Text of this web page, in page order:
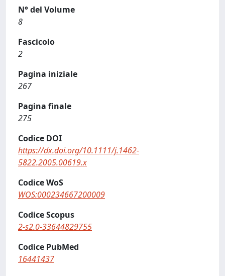
N° del Volume
8
Fascicolo
2
Pagina iniziale
267
Pagina finale
275
Codice DOI
https://dx.doi.org/10.1111/j.1462-
5822.2005.00619.x
Codice WoS
WOS:000234667200009
Codice Scopus
2-s2.0-33644829755
Codice PubMed
16441437